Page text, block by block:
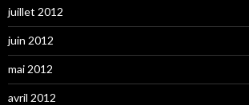
juillet 2012
juin 2012
mai 2012
avril 2012